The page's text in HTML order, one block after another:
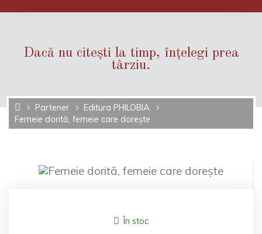
Dacă nu citești la timp, înțelegi prea
târziu.
Partener
Editura PHILOBIA
Femeie dorită, femeie care dorește
În stoc